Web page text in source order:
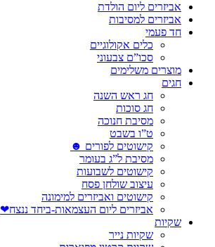
אביזרים ליום הולדת
אביזרים למסיבות
חד פעמי
כלים אקולוגיים
סכו”ם צבעוני
מוצרים משלימים
חגים
חג ראש השנה
חג סוכות
מסיבת חנוכה
ט”ו בשבט
קישוטים לפורים ☻
מסיבת ל”ג בעומר
קישוטים לשבועות
עיצוב שולחן פסח
קישוטים ואביזרים למימונה
אביזרים ליום העצמאות-ביחד ננצח❤
שקיות
שקיות נייר